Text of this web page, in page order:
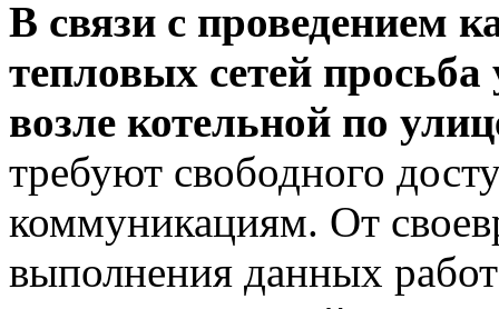
В связи с проведением
тепловых сетей
возле котельной по
требуют свободного
коммуникациям. От
выполнения данных